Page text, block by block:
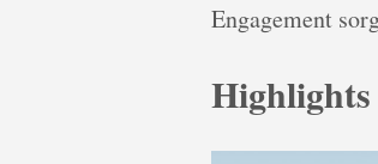
Engagement
Highlights